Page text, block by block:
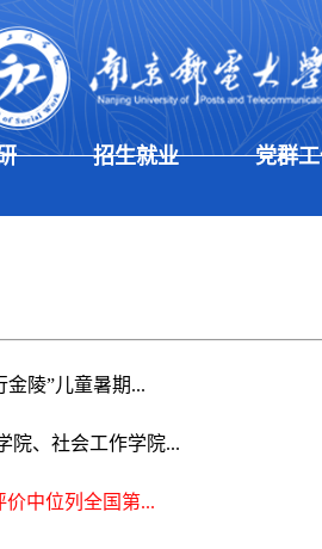
招生就业 党群
金陵”儿童暑期...
院、社会工作学院...
中位列全国第...